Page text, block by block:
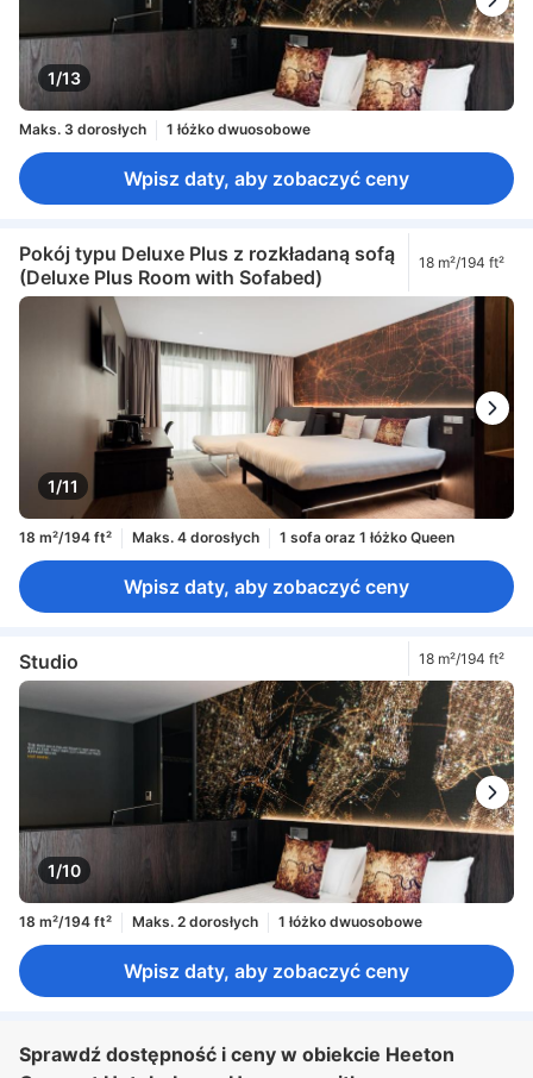
1/13
Maks. 3 dorosłych 1 łóżko dwuosobowe
Wpisz daty, aby zobaczyć ceny
Pokój typu Deluxe Plus z rozkładaną sofą
(Deluxe Plus Room with Sofabed)
18 m²/194 ft²
1/11
18 m²/194 ft² Maks. 4 dorosłych 1 sofa oraz 1 łóżko Queen
Wpisz daty, aby zobaczyć ceny
Studio 18 m²/194 ft²
1/10
18 m²/194 ft² Maks. 2 dorosłych 1 łóżko dwuosobowe
Wpisz daty, aby zobaczyć ceny
Sprawdź dostępność i ceny w obiekcie Heeton